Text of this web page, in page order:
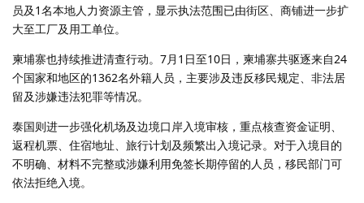
员及1名本地人力资源主管，显示执法范围已由街区、商铺进一步扩
大至工厂及用工单位。
柬埔寨也持续推进清查行动。7月1日至10日，柬埔寨共驱逐来自24
个国家和地区的1362名外籍人员，主要涉及违反移民规定、非法居
留及涉嫌违法犯罪等情况。
泰国则进一步强化机场及边境口岸入境审核，重点核查资金证明、
返程机票、住宿地址、旅行计划及频繁出入境记录。对于入境目的
不明确、材料不完整或涉嫌利用免签长期停留的人员，移民部门可
依法拒绝入境。